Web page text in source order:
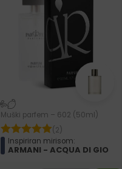
Muški parfem – 602 (50ml)
(2)
Inspiriran mirisom:
ARMANI - ACQUA DI GIO